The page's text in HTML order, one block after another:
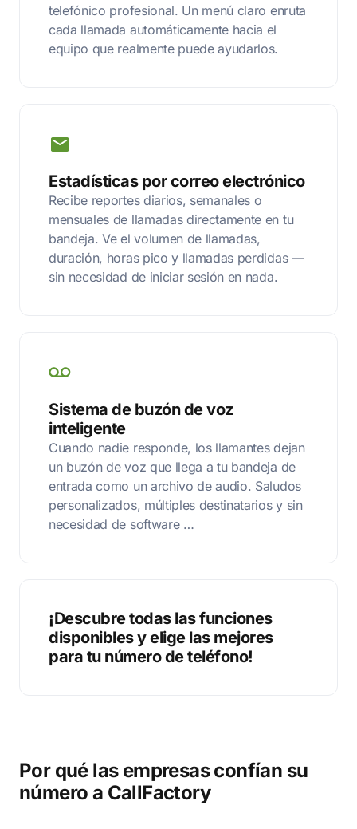
telefónico profesional. Un menú claro enruta
cada llamada automáticamente hacia el
equipo que realmente puede ayudarlos.
Estadísticas por correo electrónico
Recibe reportes diarios, semanales o
mensuales de llamadas directamente en tu
bandeja. Ve el volumen de llamadas,
duración, horas pico y llamadas perdidas —
sin necesidad de iniciar sesión en nada.
Sistema de buzón de voz
inteligente
Cuando nadie responde, los llamantes dejan
un buzón de voz que llega a tu bandeja de
entrada como un archivo de audio. Saludos
personalizados, múltiples destinatarios y sin
necesidad de software …
¡Descubre todas las funciones
disponibles y elige las mejores
para tu número de teléfono!
Por qué las empresas confían su
número a CallFactory